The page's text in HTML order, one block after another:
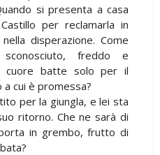
si presenta a casa
per reclamarla in
disperazione. Come
freddo e
cuore batte solo per il
a cui è promessa?
per la giungla, e lei sta
ritorno. Che ne sarà di
in grembo, frutto di